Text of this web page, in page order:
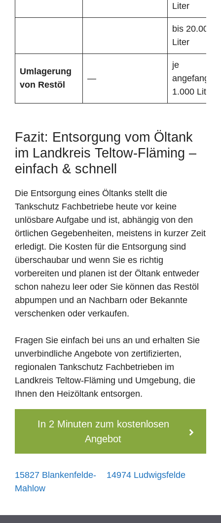
Liter
bis 20.000
Liter
Umlagerung
von Restöl
—
je
1.000 Liter
Fazit: Entsorgung vom Öltank
im Landkreis Teltow-Fläming –
einfach & schnell
Die Entsorgung eines Öltanks stellt die
Tankschutz Fachbetriebe heute vor keine
unlösbare Aufgabe und ist, abhängig von den
örtlichen Gegebenheiten, meistens in kurzer Zeit
erledigt. Die Kosten für die Entsorgung sind
überschaubar und wenn Sie es richtig
vorbereiten und planen ist der Öltank entweder
schon nahezu leer oder Sie können das Restöl
abpumpen und an Nachbarn oder Bekannte
verschenken oder verkaufen.
Fragen Sie einfach bei uns an und erhalten Sie
unverbindliche Angebote von zertifizierten,
regionalen Tankschutz Fachbetrieben im
Landkreis Teltow-Fläming und Umgebung, die
Ihnen den Heizöltank entsorgen.
In 2 Minuten zum kostenlosen
Angebot
15827 Blankenfelde-
Mahlow
14974 Ludwigsfelde